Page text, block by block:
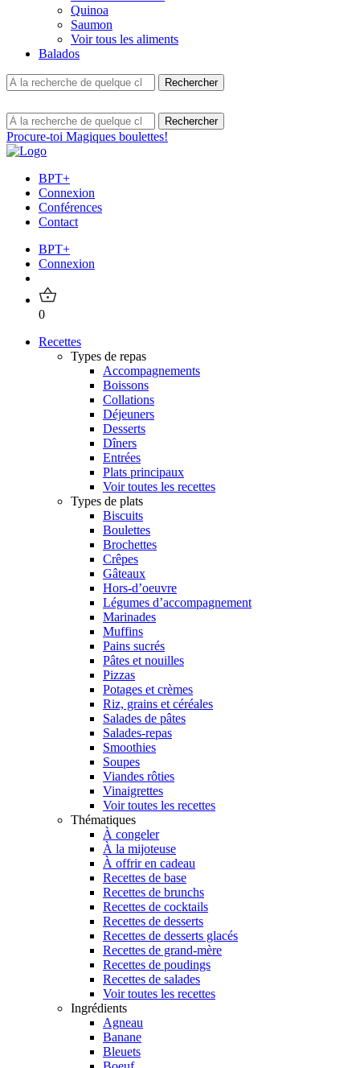
Quinoa
Saumon
Voir tous les aliments
Balados
Procure-toi Magiques boulettes!
BPT+
Connexion
Conférences
Contact
BPT+
Connexion
0
Recettes
Types de repas
Accompagnements
Boissons
Collations
Déjeuners
Desserts
Dîners
Entrées
Plats principaux
Voir toutes les recettes
Types de plats
Biscuits
Boulettes
Brochettes
Crêpes
Gâteaux
Hors-d’oeuvre
Légumes d’accompagnement
Marinades
Muffins
Pains sucrés
Pâtes et nouilles
Pizzas
Potages et crèmes
Riz, grains et céréales
Salades de pâtes
Salades-repas
Smoothies
Soupes
Viandes rôties
Vinaigrettes
Voir toutes les recettes
Thématiques
À congeler
À la mijoteuse
À offrir en cadeau
Recettes de base
Recettes de brunchs
Recettes de cocktails
Recettes de desserts
Recettes de desserts glacés
Recettes de grand-mère
Recettes de poudings
Recettes de salades
Voir toutes les recettes
Ingrédients
Agneau
Banane
Bleuets